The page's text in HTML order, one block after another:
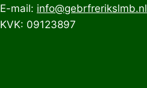
E-mail: info@gebrfrerikslmb.nl
KVK: 09123897